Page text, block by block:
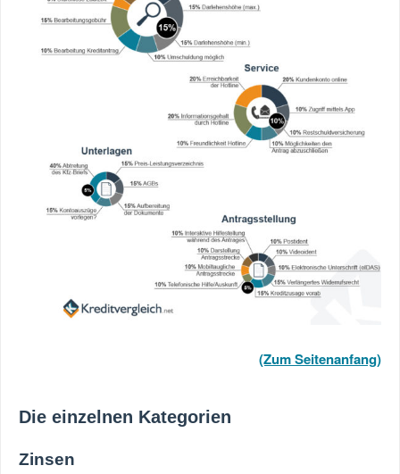
(Zum Seitenanfang)
Die einzelnen Kategorien
Zinsen